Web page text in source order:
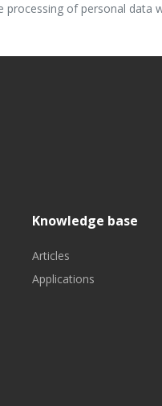
processing of personal data
Knowledge base
Articles
Applications